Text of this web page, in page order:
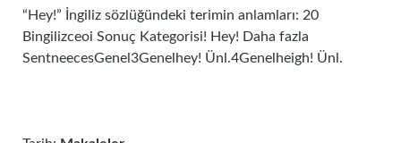
“Hey!” İngiliz sözlüğündeki terimin anlamları: 20
Bingilizceoi Sonuç Kategorisi! Hey! Daha fazla
SentneecesGenel3Genelhey! Ünl.4Genelheigh! Ünl.